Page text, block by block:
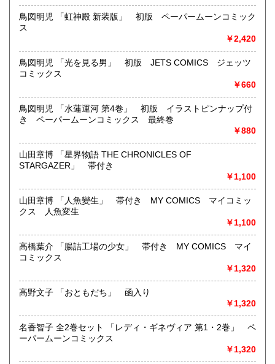
お取り扱いは、趣味のものすべてにわたります。
グラビアアイドル雑誌(キャンディーズなどの昔の女優・アイ
ドルも歓迎)
古マンガ・アニメロマンアルバム系、イラスト集、
美少女ゲーム、プレミアゲーム、攻略本・設定資料集
映画パンフレット、プレミアトイ、音楽
どんなジャンルでも買取することができます。
東京近郊出張買取していますのでお気軽にご相談ください。
線)
最寄駅：神保町駅 御茶ノ水駅
営業時間：12:00-20:00
定休日：なし 年末は30日午後5時に閉店、年始は3日正午よ
書籍の買取について
メール web@bookdash.net または専用ページでお問い合
わせください。
お電話 03-3219-5991でも受け付けております。
お取引内容は、ご依頼されたあとの返信メールに、さらに詳
しく説明した文章をお付けしております。ご安心ください。
取り扱い分野
趣味、サブカルチャー、古書一般（その他）
女優・アイドル・グラビア・アダルトや映画・マンガ等
鳥図明児 「虹神殿 新装版」 初版 ペーパームーンコミック
ス
￥2,420
鳥図明児 「光を見る男」 初版 JETS COMICS ジェッツ
コミックス
￥660
鳥図明児 「水蓮運河 第4巻」 初版 イラストピンナップ付
き ペーパームーンコミックス 最終巻
￥880
山田章博 「星界物語 THE CHRONICLES OF
STARGAZER」 帯付き
￥1,100
山田章博 「人魚變生」 帯付き MY COMICS マイコミッ
クス 人魚変生
￥1,100
高橋葉介 「腸詰工場の少女」 帯付き MY COMICS マイ
コミックス
￥1,320
高野文子 「おともだち」 函入り
￥1,320
名香智子 全2巻セット 「レディ・ギネヴィア 第1・2巻」 ペ
ーパームーンコミックス
￥1,320